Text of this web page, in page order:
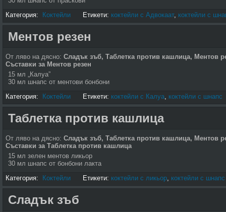
Категория:
Коктейли Етикети: коктейли с Адвокаат, коктейли с
Ментов резен
От ляво на дясно: Сладък зъб, Таблетка против кашлица, Ментов
Съставки за Ментов резен
15 мл „Калуа”
30 мл шнапс от ментови бонбони
Категория:
Коктейли Етикети: коктейли с Калуа, коктейли с шнапс
Таблетка против кашлица
От ляво на дясно: Сладък зъб, Таблетка против кашлица, Ментов
Съставки за Таблетка против кашлица
15 мл зелен ментов ликьор
30 мл шнапс от бонбони лакта
Категория:
Коктейли Етикети: коктейли с ликьор, коктейли с шнапс
Сладък зъб